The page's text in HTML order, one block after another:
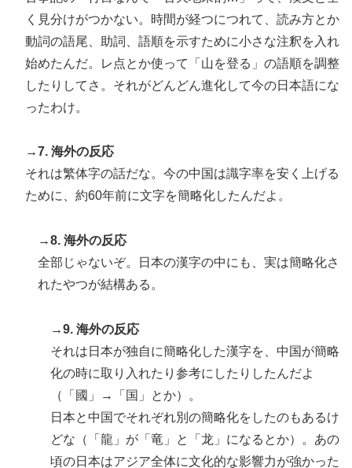
く見分けがつかない。時間が経つにつれて、読み方とか
動詞の語尾、助詞、語順を示すために小さな注釈を入れ
始めたんだ。レ点とか使って「山を登る」の語順を調整
したりしてさ。それがどんどん進化して今の日本語にな
ったわけ。
→7. 海外の反応
それは繁体字の話だな。今の中国は識字率を安く上げる
ために、約60年前に文字を簡略化したんだよ。
→8. 海外の反応
全部じゃないぞ。日本の漢字の中にも、実は簡略化さ
れたやつが結構ある。
→9. 海外の反応
それは日本が独自に簡略化した漢字を、中国が簡略
化の時に取り入れたり参考にしたりしたんだよ
（「國」→「国」とか）。
日本と中国でそれぞれ別の簡略化をしたのもあるけ
どな（「龍」が「竜」と「龙」になるとか）。あの
頃の日本はアジア全体に文化的な影響力が強かった